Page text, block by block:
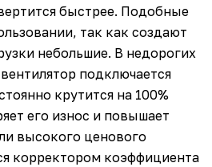
быстрее. Подобные
так как создают
небольшие. В недорогих
подключается
крутится на 100%
его износ и повышает
высокого ценового
корректором коэффициента